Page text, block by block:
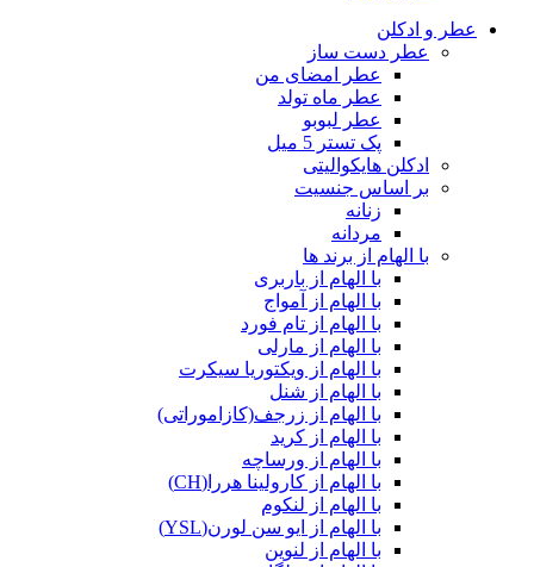
عطر و ادکلن
عطر دست ساز
عطر امضای من
عطر ماه تولد
عطر لبوبو
پک تستر 5 میل
ادکلن هایکوالیتی
بر اساس جنسیت
زنانه
مردانه
با الهام از برند ها
با الهام از باربری
با الهام از آمواج
با الهام از تام فورد
با الهام از مارلی
با الهام از ویکتوریا سیکرت
با الهام از شنل
با الهام از زرجف(کازاموراتی)
با الهام از کرید
با الهام از ورساچه
با الهام از کارولینا هررا(CH)
با الهام از لنکوم
با الهام از ایو سن لورن(YSL)
با الهام از لنوین